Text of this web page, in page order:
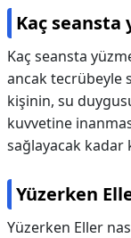
Kaç
Kaç seansta
ancak tecrübeyle
kişinin, su
kuvvetine
sağlayacak kadar
Yüzerken
Yüzerken Eller